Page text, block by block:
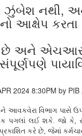
નથી, અને
આક્ષેપ
અને
APR 2024 8:30PM by
આવકવેરા વિભાગ પાસે
લઈ શકે. જો કે,
કરે છે, જેમાં